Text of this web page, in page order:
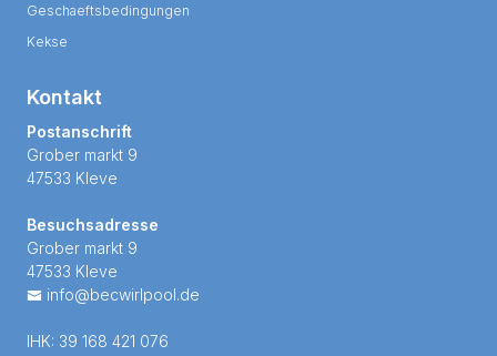
Geschaeftsbedingungen
Kekse
Kontakt
Postanschrift
Grober markt 9
47533 Kleve
Besuchsadresse
Grober markt 9
47533 Kleve
info@becwirlpool.de
IHK: 39 168 421 076